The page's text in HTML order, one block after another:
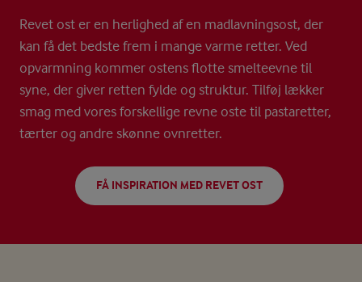
Revet ost er en herlighed af en madlavningsost, der
kan få det bedste frem i mange varme retter. Ved
opvarmning kommer ostens flotte smelteevne til
syne, der giver retten fylde og struktur. Tilføj lækker
smag med vores forskellige revne oste til pastaretter,
tærter og andre skønne ovnretter.
FÅ INSPIRATION MED REVET OST